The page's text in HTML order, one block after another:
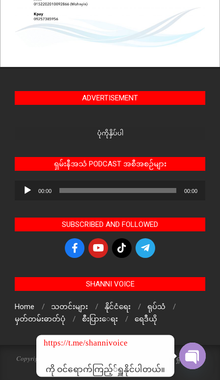
ADVERTISEMENT
ပုံကိုနှိပ်ပါ
ရှမ်းနီအသံ PODCAST အစီအစဉ်များ
Audio
00:00 00:00
SUBSCRIBED AND FOLLOWED
SHANNI VOICE
Home သတင်းများ နိုင်ငံရေး
ရုပ်သံ
မှတ်တမ်းဓာတ်ပုံ
စီးပြားေရး ရေဒီယို
Copyright © 2024 The Voice Of ShanNi All rights reserved. ရှမ်းနီအသံ
သတင်းဌာန၏ မူပိုင်ဖြစ်ပါသည်
https://t.me/shannivoice
ကို ဝင်ရောက်ကြည့််ရှူနိုင်ပါတယ်။